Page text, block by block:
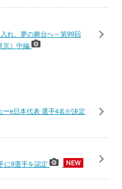
れ、夢の舞台へ～第99回
京）中編
ーe日本代表 選手4名が決定
に9選手を認定